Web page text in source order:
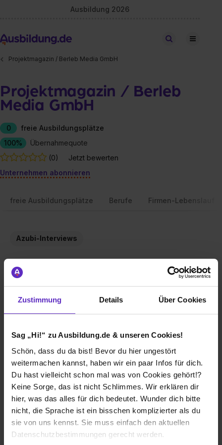
Zustimmung Details Über Cookies
Sag „Hi!“ zu Ausbildung.de & unseren Cookies!
Schön, dass du da bist! Bevor du hier ungestört
weitermachen kannst, haben wir ein paar Infos für dich.
Du hast vielleicht schon mal was von Cookies gehört!?
Keine Sorge, das ist nicht Schlimmes. Wir erklären dir
hier, was das alles für dich bedeutet. Wunder dich bitte
nicht, die Sprache ist ein bisschen komplizierter als du
sie von uns kennst. Sie muss einfach den aktuellen
Datenschutzbestimmungen gerecht werden.
Ausbildung 2026
Stellen finden
Projektmagazin / Berleb Media GmbH
Projektmagazin / Berleb
Media GmbH
0
freie Ausbildungsplätze
100%
Übernahmequote
(0)
Jetzt bewerten
Unternehmen abonnieren
freie Ausbildungsplätze Berufe Firmen-Lebenslauf
Azubi-Interviews
Azubi-Interviews
Vivien Figura
Verwaltungsfachangestellte/r
Interview lesen